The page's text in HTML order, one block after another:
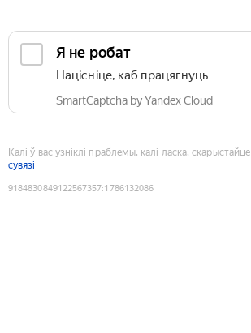
Я не робат
Націсніце, каб працягнуць
SmartCaptcha by Yandex Cloud
Калі ў вас узніклі праблемы, калі ласка, скарыстайце
сувязі
9184830849122567357:1786132086